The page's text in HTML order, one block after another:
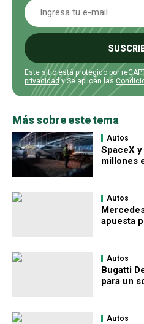
Este sitio está protegido por
privacidady Se aplican las
Más sobre este tema
Autos
SpaceX
millones
Autos
apuesta
Autos
Bugatti
para un
Autos